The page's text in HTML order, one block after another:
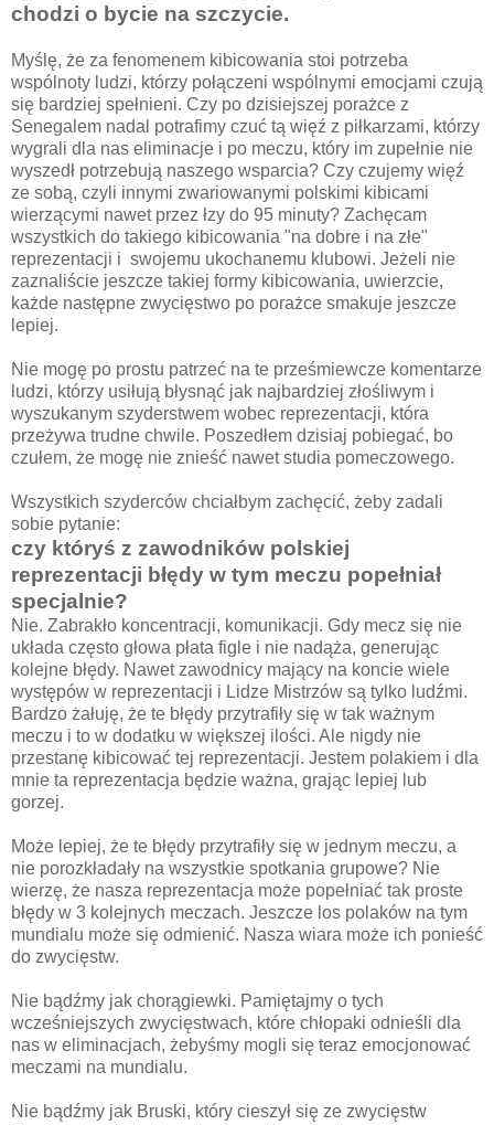
chodzi o bycie na szczycie.
Myślę, że za fenomenem kibicowania stoi potrzeba
wspólnoty ludzi, którzy połączeni wspólnymi emocjami czują
się bardziej spełnieni. Czy po dzisiejszej porażce z
Senegalem nadal potrafimy czuć tą więź z piłkarzami, którzy
wygrali dla nas eliminacje i po meczu, który im zupełnie nie
wyszedł potrzebują naszego wsparcia? Czy czujemy więź
ze sobą, czyli innymi zwariowanymi polskimi kibicami
wierzącymi nawet przez łzy do 95 minuty? Zachęcam
wszystkich do takiego kibicowania "na dobre i na złe"
reprezentacji i swojemu ukochanemu klubowi. Jeżeli nie
zaznaliście jeszcze takiej formy kibicowania, uwierzcie,
każde następne zwycięstwo po porażce smakuje jeszcze
lepiej.
Nie mogę po prostu patrzeć na te prześmiewcze komentarze
ludzi, którzy usiłują błysnąć jak najbardziej złośliwym i
wyszukanym szyderstwem wobec reprezentacji, która
przeżywa trudne chwile. Poszedłem dzisiaj pobiegać, bo
czułem, że mogę nie znieść nawet studia pomeczowego.
Wszystkich szyderców chciałbym zachęcić, żeby zadali
sobie pytanie:
czy któryś z zawodników polskiej
reprezentacji błędy w tym meczu popełniał
specjalnie?
Nie. Zabrakło koncentracji, komunikacji. Gdy mecz się nie
układa często głowa płata figle i nie nadąża, generując
kolejne błędy. Nawet zawodnicy mający na koncie wiele
występów w reprezentacji i Lidze Mistrzów są tylko ludźmi.
Bardzo żałuję, że te błędy przytrafiły się w tak ważnym
meczu i to w dodatku w większej ilości. Ale nigdy nie
przestanę kibicować tej reprezentacji. Jestem polakiem i dla
mnie ta reprezentacja będzie ważna, grając lepiej lub
gorzej.
Może lepiej, że te błędy przytrafiły się w jednym meczu, a
nie porozkładały na wszystkie spotkania grupowe? Nie
wierzę, że nasza reprezentacja może popełniać tak proste
błędy w 3 kolejnych meczach. Jeszcze los polaków na tym
mundialu może się odmienić. Nasza wiara może ich ponieść
do zwycięstw.
Nie bądźmy jak chorągiewki. Pamiętajmy o tych
wcześniejszych zwycięstwach, które chłopaki odnieśli dla
nas w eliminacjach, żebyśmy mogli się teraz emocjonować
meczami na mundialu.
Nie bądźmy jak Bruski, który cieszył się ze zwycięstw